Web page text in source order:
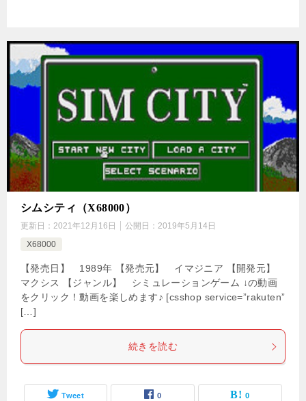
シムシティ（X68000）
更新日： 2021年12月16日 公開日： 2019年5月14日
X68000
【発売日】 1989年 【発売元】 イマジニア 【開発元】
マクシス 【ジャンル】 シミュレーションゲーム ↓の動画
をクリック！動画を楽しめます♪ [csshop service=”rakuten”
[…]
続きを読む
Tweet 0 0